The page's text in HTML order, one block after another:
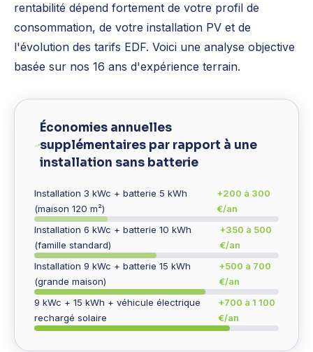
rentabilité dépend fortement de votre profil de
consommation, de votre installation PV et de
l'évolution des tarifs EDF. Voici une analyse objective
basée sur nos 16 ans d'expérience terrain.
Économies annuelles
supplémentaires par rapport à une
installation sans batterie
Installation 3 kWc + batterie 5 kWh
(maison 120 m²)
+200 à 300
€/an
Installation 6 kWc + batterie 10 kWh
(famille standard)
+350 à 500
€/an
Installation 9 kWc + batterie 15 kWh
(grande maison)
+500 à 700
€/an
9 kWc + 15 kWh + véhicule électrique
rechargé solaire
+700 à 1 100
€/an